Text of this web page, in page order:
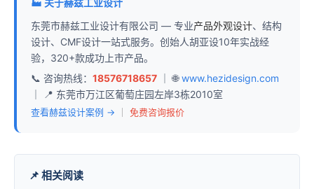
🏭 关于赫兹工业设计
东莞市赫兹工业设计有限公司 — 专业产品外观设计、结构
设计、CMF设计一站式服务。创始人胡亚设10年实战经
验，320+款成功上市产品。
📞 咨询热线： 18576718657 ｜ 🌐www.hezidesign.com
｜ 📍 东莞市万江区葡萄庄园左岸3栋2010室
查看赫兹设计案例 → 免费咨询报价
📌 相关阅读